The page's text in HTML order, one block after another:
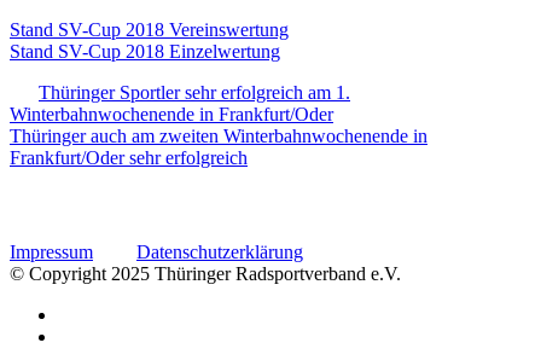
Stand SV-Cup 2018 Vereinswertung
Stand SV-Cup 2018 Einzelwertung
Thüringer Sportler sehr erfolgreich am 1.
Winterbahnwochenende in Frankfurt/Oder
Thüringer auch am zweiten Winterbahnwochenende in
Frankfurt/Oder sehr erfolgreich
Impressum
Datenschutzerklärung
© Copyright 2025 Thüringer Radsportverband e.V.